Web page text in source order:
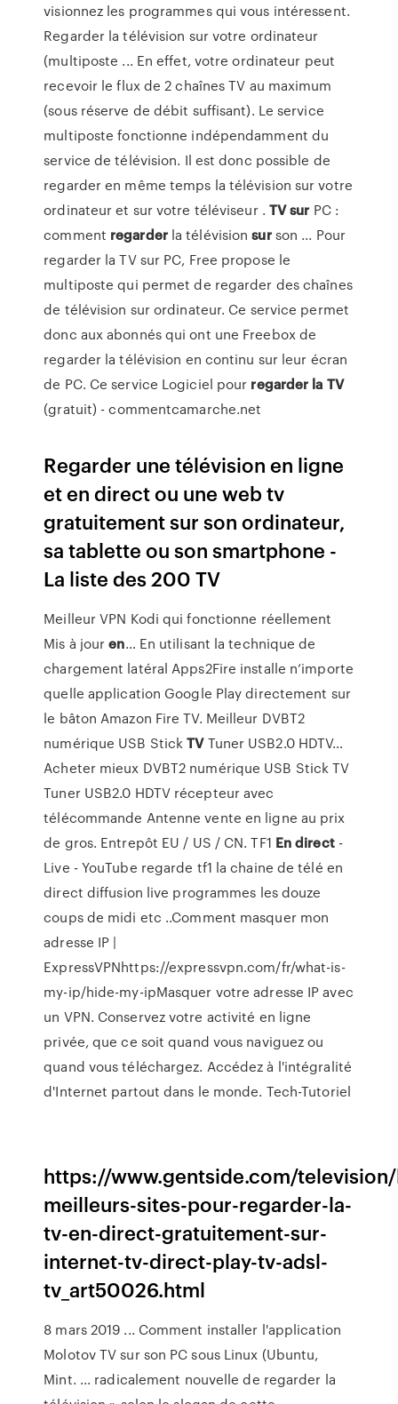
visionnez les programmes qui vous intéressent.
Regarder la télévision sur votre ordinateur
(multiposte ... En effet, votre ordinateur peut
recevoir le flux de 2 chaînes TV au maximum
(sous réserve de débit suffisant). Le service
multiposte fonctionne indépendamment du
service de télévision. Il est donc possible de
regarder en même temps la télévision sur votre
ordinateur et sur votre téléviseur . TVsur PC :
comment regarderla télévisionsurson ... Pour
regarder la TV sur PC, Free propose le
multiposte qui permet de regarder des chaînes
de télévision sur ordinateur. Ce service permet
donc aux abonnés qui ont une Freebox de
regarder la télévision en continu sur leur écran
de PC. Ce service Logiciel pour regarder la TV
(gratuit) - commentcamarche.net
Regarder une télévision en ligne
et en direct ou une web tv
gratuitement sur son ordinateur,
sa tablette ou son smartphone -
La liste des 200 TV
Meilleur VPN Kodi qui fonctionne réellement
Mis à jouren… En utilisant la technique de
chargement latéral Apps2Fire installe n’importe
quelle application Google Play directement sur
le bâton Amazon Fire TV. Meilleur DVBT2
numérique USB StickTVTuner USB2.0 HDTV…
Acheter mieux DVBT2 numérique USB Stick TV
Tuner USB2.0 HDTV récepteur avec
télécommande Antenne vente en ligne au prix
de gros. Entrepôt EU / US / CN.TF1 Endirect-
Live - YouTube regarde tf1 la chaine de télé en
direct diffusion live programmes les douze
coups de midi etc ..Comment masquer mon
adresse IP |
ExpressVPNhttps://expressvpn.com/fr/what-is-
my-ip/hide-my-ipMasquer votre adresse IP avec
un VPN. Conservez votre activité en ligne
privée, que ce soit quand vous naviguez ou
quand vous téléchargez. Accédez à l'intégralité
d'Internet partout dans le monde. Tech-Tutoriel
https://www.gentside.com/
meilleurs-sites-pour-regarder-la-
tv-en-direct-gratuitement-sur-
internet-tv-direct-play-tv-adsl-
tv_art50026.html
8 mars 2019 ... Comment installer l'application
Molotov TV sur son PC sous Linux (Ubuntu,
Mint. ... radicalement nouvelle de regarder la